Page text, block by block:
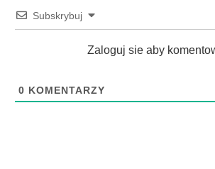
Subskrybuj
Zaloguj sie aby
0 KOMENTARZY